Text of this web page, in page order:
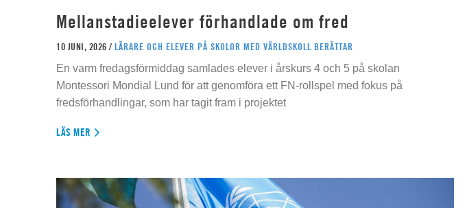
Mellanstadieelever förhandlade om fred
10 JUNI, 2026 / LÄRARE OCH ELEVER PÅ SKOLOR MED VÄRLDSKOLL BERÄTTAR
En varm fredagsförmiddag samlades elever i årskurs 4 och 5 på skolan
Montessori Mondial Lund för att genomföra ett FN-rollspel med fokus på
fredsförhandlingar, som har tagit fram i projektet
LÄS MER